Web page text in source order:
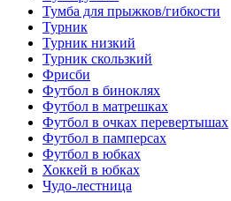
Тумба для прыжков/гибкости
Турник
Турник низкий
Турник скользкий
Фрисби
Футбол в биноклях
Футбол в матрешках
Футбол в очках перевертышах
Футбол в памперсах
Футбол в юбках
Хоккей в юбках
Чудо-лестница